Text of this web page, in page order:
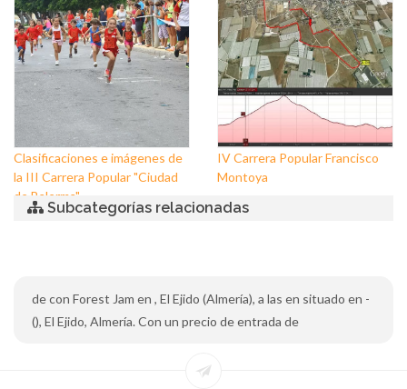
Clasificaciones e imágenes de
la III Carrera Popular "Ciudad
de Balerma"
IV Carrera Popular Francisco
Montoya
Subcategorías relacionadas
de con Forest Jam en , El Ejido (Almería), a las en situado en -
(), El Ejido, Almería. Con un precio de entrada de